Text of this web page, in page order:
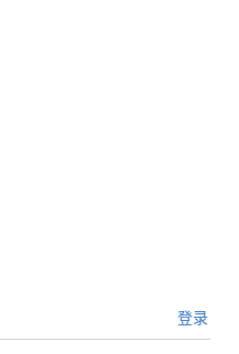
登录